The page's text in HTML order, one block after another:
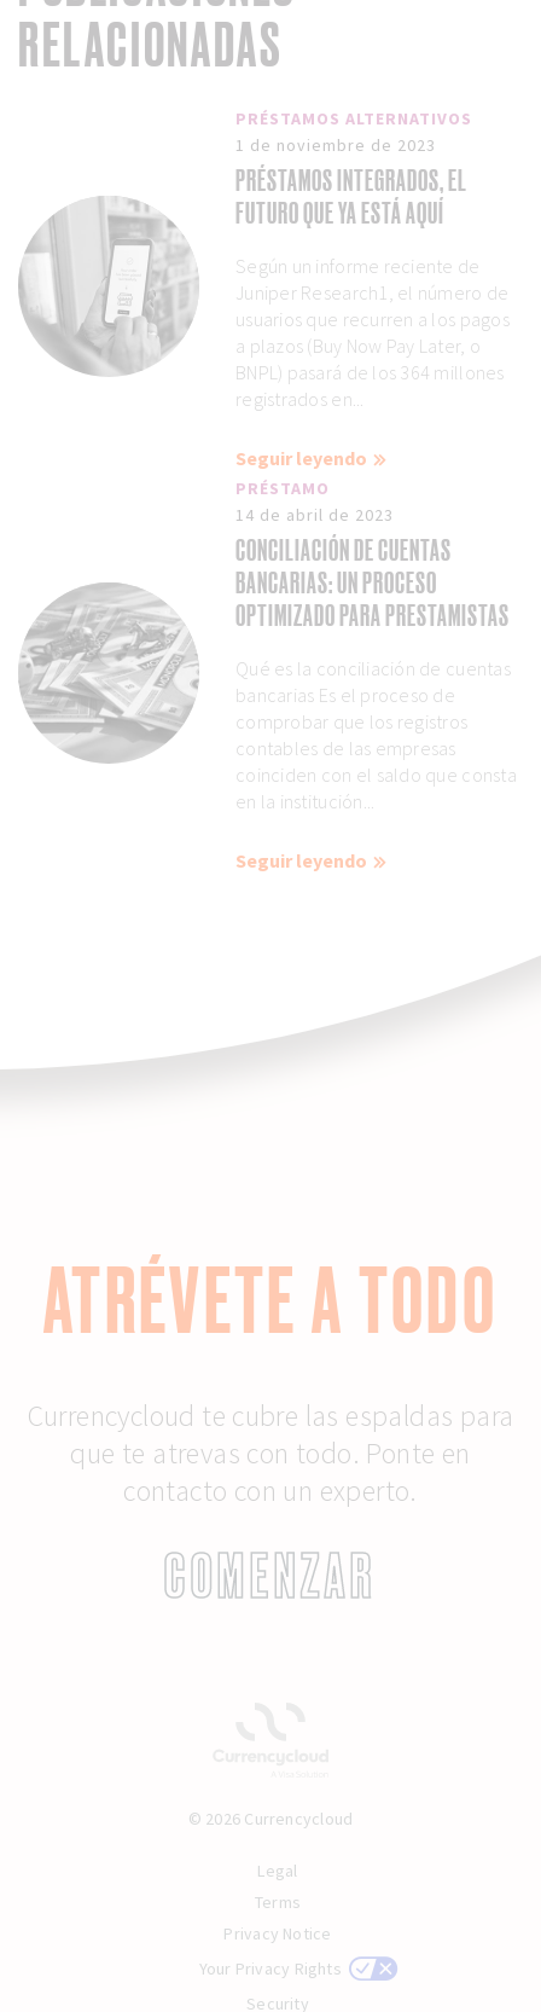
RELACIONADAS
PRÉSTAMOS ALTERNATIVOS
1 de noviembre de 2023
PRÉSTAMOS INTEGRADOS, EL
FUTURO QUE YA ESTÁ AQUÍ
Según un informe reciente de
Juniper Research1, el número de
usuarios que recurren a los pagos
a plazos (Buy Now Pay Later, o
BNPL) pasará de los 364 millones
registrados en...
Seguir leyendo
PRÉSTAMO
14 de abril de 2023
CONCILIACIÓN DE CUENTAS
BANCARIAS: UN PROCESO
OPTIMIZADO PARA PRESTAMISTAS
Qué es la conciliación de cuentas
bancarias Es el proceso de
comprobar que los registros
contables de las empresas
coinciden con el saldo que consta
en la institución...
Seguir leyendo
ATRÉVETE A TODO
Currencycloud te cubre las espaldas para
que te atrevas con todo. Ponte en
contacto con un experto.
COMENZAR
© 2026 Currencycloud
Legal
Terms
Privacy Notice
Your Privacy Rights
Security